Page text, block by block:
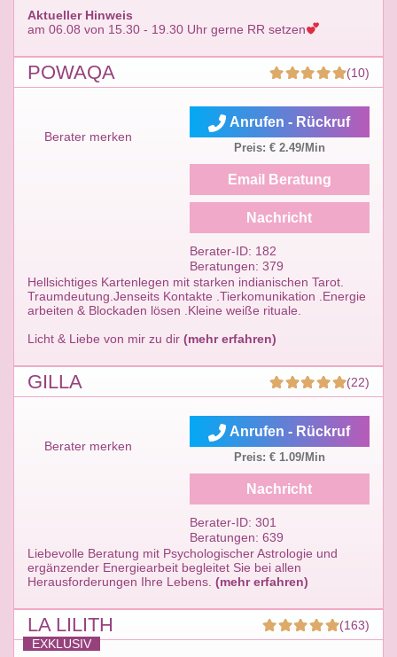
Aktueller Hinweis
am 06.08 von 15.30 - 19.30 Uhr gerne RR setzen
POWAQA (10)
Berater merken
Hellsichtiges Kartenlegen mit starken indianischen Tarot.
Traumdeutung.Jenseits Kontakte .Tierkomunikation .Energie
arbeiten & Blockaden lösen .Kleine weiße rituale.
Licht & Liebe von mir zu dir (mehr erfahren)
Anrufen - Rückruf
Preis: € 2.49/Min
Email Beratung
Nachricht
Berater-ID: 182
Beratungen: 379
GILLA (22)
Berater merken
Liebevolle Beratung mit Psychologischer Astrologie und
ergänzender Energiearbeit begleitet Sie bei allen
Herausforderungen Ihre Lebens. (mehr erfahren)
Anrufen - Rückruf
Preis: € 1.09/Min
Nachricht
Berater-ID: 301
Beratungen: 639
LA LILITH
(163)
EXKLUSIV